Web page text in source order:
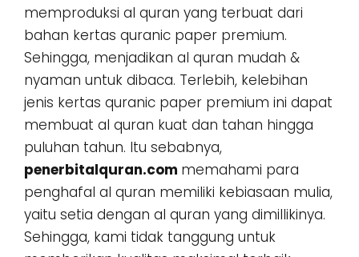
memproduksi al quran yang terbuat dari
bahan kertas quranic paper premium.
Sehingga, menjadikan al quran mudah &
nyaman untuk dibaca. Terlebih, kelebihan
jenis kertas quranic paper premium ini dapat
membuat al quran kuat dan tahan hingga
puluhan tahun. Itu sebabnya,
penerbitalquran.com memahami para
penghafal al quran memiliki kebiasaan mulia,
yaitu setia dengan al quran yang dimillikinya.
Sehingga, kami tidak tanggung untuk